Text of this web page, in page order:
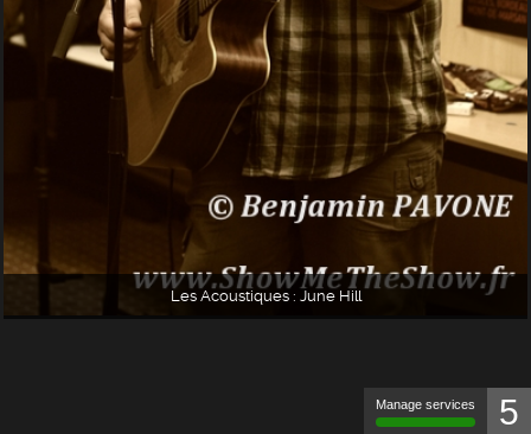
Les Acoustiques : June Hill
Manage services 5